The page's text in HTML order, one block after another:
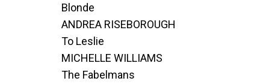
Blonde
ANDREA RISEBOROUGH
To Leslie
MICHELLE WILLIAMS
The Fabelmans